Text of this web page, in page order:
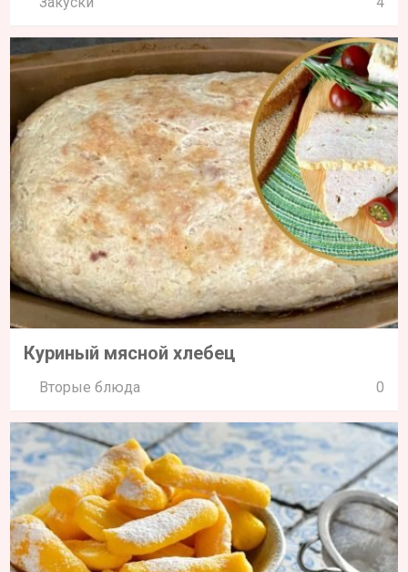
Куриный мясной хлебец
Вторые блюда 0